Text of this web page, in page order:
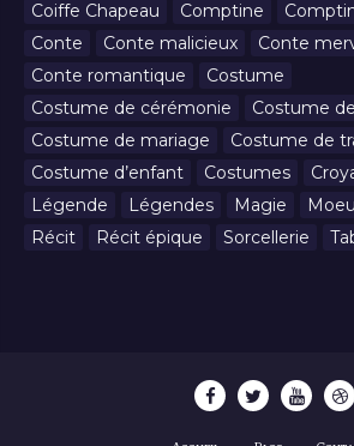
Coiffe Chapeau
Comptine
Conte
Conte malicieux
Conte
Conte romantique
Costume
Costume de cérémonie
Costume
Costume de mariage
Costume de
Costume d’enfant
Costumes
Légende
Légendes Magie
Récit
Récit épique Sorcellerie